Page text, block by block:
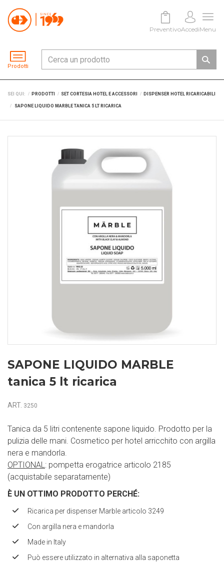
Prodotti
PreventivoAccediMenu
SEI QUI: PRODOTTI SET CORTESIA HOTEL E ACCESSORI DISPENSER HOTEL RICARICABILI
SAPONE LIQUIDO MARBLE TANICA 5 LT RICARICA
SAPONE LIQUIDO MARBLE
tanica 5 lt ricarica
ART. 3250
Tanica da 5 litri contenente sapone liquido. Prodotto per la
pulizia delle mani. Cosmetico per hotel arricchito con argilla
nera e mandorla.
OPTIONAL: pompetta erogatrice articolo 2185
(acquistabile separatamente)
È UN OTTIMO PRODOTTO PERCHÉ:
Ricarica per dispenser Marble articolo 3249
Con argilla nera e mandorla
Made in Italy
Può essere utilizzato in alternativa alla saponetta